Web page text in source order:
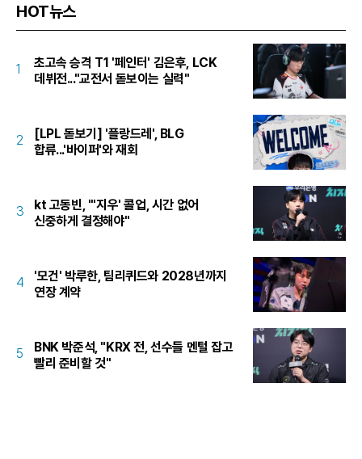
HOT뉴스
1
초고속 승격 T1 '페인터' 김은후, LCK
데뷔전..."교전서 돋보이는 실력"
2
[LPL 돋보기] '플랑드레', BLG
합류...'바이퍼'와 재회
3
kt 고동빈, "'지우' 콜업, 시간 없어
신중하게 결정해야"
4
'모건' 박루한, 팀리퀴드와 2028년까지
연장 계약
5
BNK 박준석, "KRX 전, 선수들 멘털 잡고
빨리 준비할 것"